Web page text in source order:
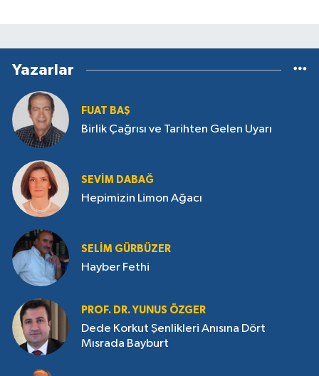
Yazarlar
FUAT BAŞ
Birlik Çağrısı ve Tarihten Gelen Uyarı
SEVIM DABAĞ
Hepimizin Limon Ağacı
SELIM GÜRBÜZER
Hayber Fethi
PROF. DR. YUNUS ÖZGER
Dede Korkut Şenlikleri Anısına Dört
Mısrada Bayburt